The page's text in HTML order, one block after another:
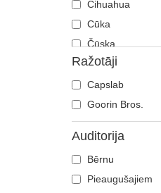
Čihuahua
Cūka
Čūska
Degunradzis
Delfīns
Dobermans
Ērglis
Fēnikss
Flamingo
Franču buldogs
Ražotāji
Capslab
Goorin Bros.
Auditorija
Bērnu
Pieaugušajiem